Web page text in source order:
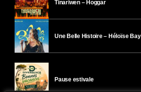
Tinariwen – Hoggar
Une Belle Histoire – Héloïse Bay
Pause estivale